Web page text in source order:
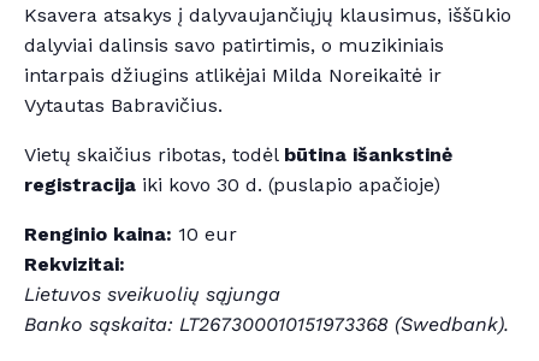
Ksavera atsakys į dalyvaujančiųjų klausimus, iššūkio
dalyviai dalinsis savo patirtimis, o muzikiniais
intarpais džiugins atlikėjai Milda Noreikaitė ir
Vytautas Babravičius.
Vietų skaičius ribotas, todėl būtina išankstinė
registracija iki kovo 30 d. (puslapio apačioje)
Renginio kaina: 10 eur
Rekvizitai:
Lietuvos sveikuolių sąjunga
Banko sąskaita: LT267300010151973368 (Swedbank).